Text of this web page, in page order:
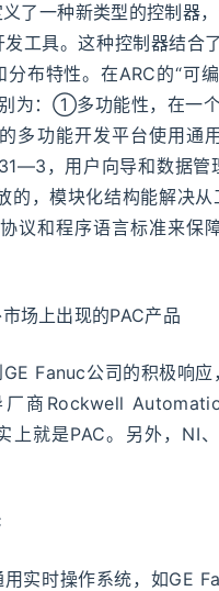
了一种新类型的控制器
工具。这种控制器结合
布特性。在ARC的“可
为：①多功能性，在一
功能开发平台使用通
，用户向导和数据管
，模块化结构能解决从
和程序语言标准来保
上出现的PAC产品
Fanuc公司的积极响应
厂商Rockwell
就是PAC。另外，NI
时操作系统，如GE